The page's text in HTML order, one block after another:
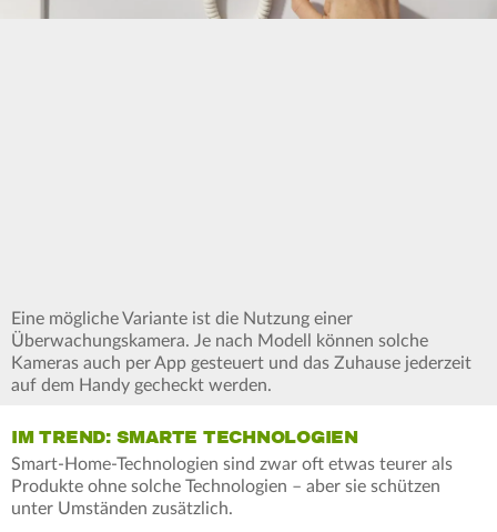
Eine mögliche Variante ist die Nutzung einer
Überwachungskamera. Je nach Modell können solche
Kameras auch per App gesteuert und das Zuhause jederzeit
auf dem Handy gecheckt werden.
IM TREND: SMARTE TECHNOLOGIEN
Smart-Home-Technologien sind zwar oft etwas teurer als
Produkte ohne solche Technologien – aber sie schützen
unter Umständen zusätzlich.